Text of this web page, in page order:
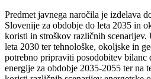
Predmet javnega naročila je izdelava
Slovenije za obdobje do leta 2035 in
koristi in stroškov različnih scenarijev.
leta 2030 ter tehnološke, okoljske in
potrebno pripraviti posodobitev bilanc
energije za obdobje 2035-2055 ter na